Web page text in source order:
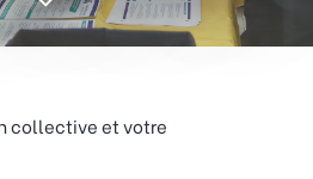
collective et votre